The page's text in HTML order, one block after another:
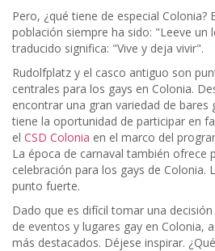
Pero, ¿qué tiene de especial Colonia?
población siempre ha sido: "Leeve un
traducido significa: "Vive y deja vivir".
Rudolfplatz y el casco antiguo son
centrales para los gays en Colonia.
encontrar una gran variedad de bares
tiene la oportunidad de participar en
el CSD Colonia en el marco del
La época de carnaval también ofrece
celebración para los gays de Colonia.
punto fuerte.
Dado que es difícil tomar una
de eventos y lugares gay en Colonia,
más destacados. Déjese inspirar.